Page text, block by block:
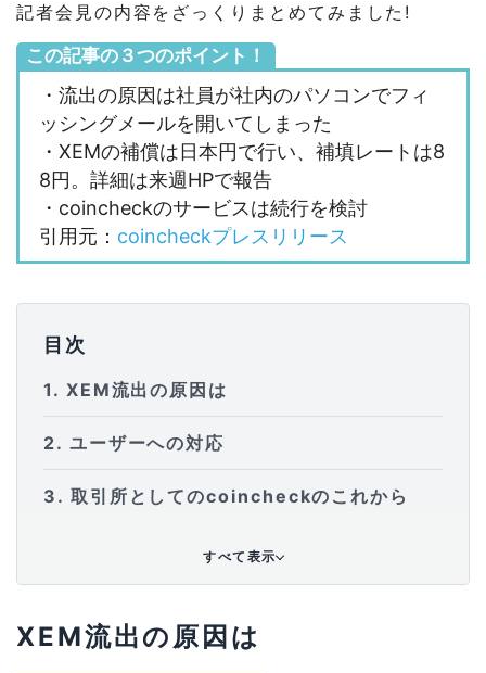
記者会見の内容をざっくりまとめてみました!
この記事の３つのポイント！
・流出の原因は社員が社内のパソコンでフィ
ッシングメールを開いてしまった
・XEMの補償は日本円で行い、補填レートは8
8円。詳細は来週HPで報告
・coincheckのサービスは続行を検討
引用元： coincheckプレスリリース
目次
1 XEM流出の原因は
2 ユーザーへの対応
3 取引所としてのcoincheckのこれから
すべて表示
XEM流出の原因は